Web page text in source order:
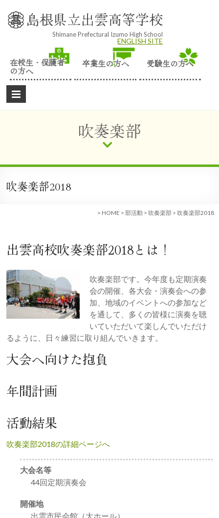
content 島根県立出雲高等学校
Shimane Prefectural Izumo High School
ENGLISH SITE
在校生・保護者
の方へ
卒業生の方へ 受験生の方へ
吹奏楽部
吹奏楽部2018
> HOME > 部活動 > 吹奏楽部 > 吹奏楽部2018
出雲高校吹奏楽部2018とは！
吹奏楽部です。今年度も定期演奏
会の開催、各大会・演奏会への参
加、地域のイベントへの参加など
を通して、多くの皆様に演奏を聴
いていただいて楽しんでいただけ
るように、日々練習に取り組んでいきます。
大会へ向けた抱負
年間計画
活動結果
吹奏楽部2018の詳細ページへ
大会名等
44回定期演奏会
開催地
出雲市民会館（大ホール）